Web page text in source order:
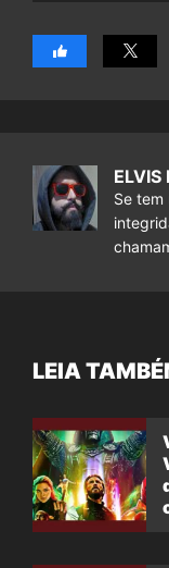
ELVIS
Se tem
LEIA